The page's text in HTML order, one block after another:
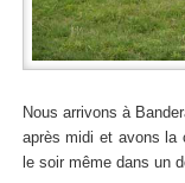
Nous arrivons à
après midi et avons la
le soir même dans un